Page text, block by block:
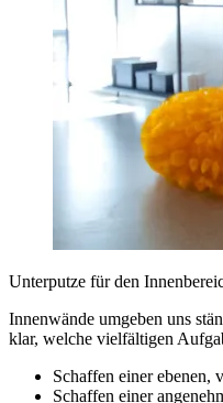
Unterputze für den
Innenwände umgeben uns
klar, welche vielfältigen
Schaffen einer ebenen,
Schaffen einer